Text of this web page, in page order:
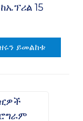
15
ይመልከቱ